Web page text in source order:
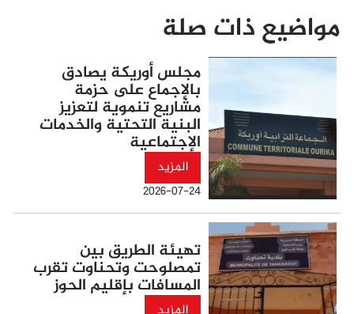
مواضيع ذات صلة
مجلس أوريكة يصادق
بالإجماع على حزمة
مشاريع تنموية لتعزيز
البنية التحتية والخدمات
الإجتماعية
المزيد
2026-07-24
تهيئة الطريق بين
تمصلوحت وتحناوت تقرب
المسافات بإقليم الحوز